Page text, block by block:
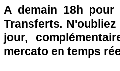
A demain 18h
Transferts.
jour,
mercato en temps